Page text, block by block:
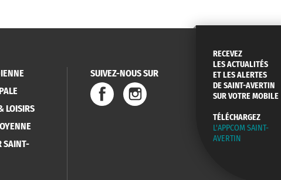
LOISIRS
SAINT-
SUIVEZ-NOUS SUR
RECEVEZ
LES ACTUALITÉS
ET LES ALERTES
DE SAINT-AVERTIN
SUR VOTRE MOBILE
TÉLÉCHARGEZ
L'APPCOM SAINT-
AVERTIN